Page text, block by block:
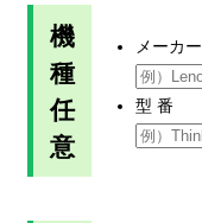
機
種
任
意
メーカー
型 番